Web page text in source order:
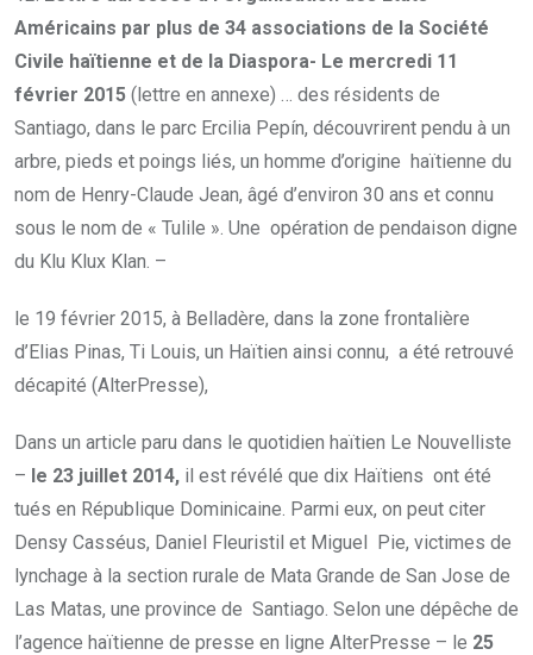
Américains par plus de 34 associations de la Société
Civile haïtienne et de la Diaspora- Le mercredi 11
février 2015 (lettre en annexe) … des résidents de
Santiago, dans le parc Ercilia Pepín, découvrirent pendu à un
arbre, pieds et poings liés, un homme d’origine haïtienne du
nom de Henry-Claude Jean, âgé d’environ 30 ans et connu
sous le nom de « Tulile ». Une opération de pendaison digne
du Klu Klux Klan. –
le 19 février 2015, à Belladère, dans la zone frontalière
d’Elias Pinas, Ti Louis, un Haïtien ainsi connu, a été retrouvé
décapité (AlterPresse),
Dans un article paru dans le quotidien haïtien Le Nouvelliste
– le 23 juillet 2014, il est révélé que dix Haïtiens ont été
tués en République Dominicaine. Parmi eux, on peut citer
Densy Casséus, Daniel Fleuristil et Miguel Pie, victimes de
lynchage à la section rurale de Mata Grande de San Jose de
Las Matas, une province de Santiago. Selon une dépêche de
l’agence haïtienne de presse en ligne AlterPresse – le 25